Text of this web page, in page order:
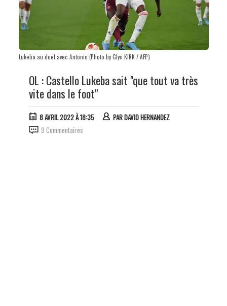
Lukeba au duel avec Antonio (Photo by Glyn KIRK / AFP)
OL : Castello Lukeba sait "que tout va très
vite dans le foot"
8 AVRIL 2022 À 18:35 PARDAVID HERNANDEZ
9 Commentaires